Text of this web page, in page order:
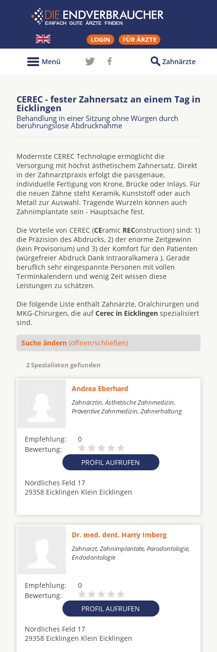
LOGIN FÜR ÄRZTE
Zahnärzte
Menü
CEREC - fester Zahnersatz an einem Tag in
Eicklingen
Behandlung in einer Sitzung ohne Würgen durch
berührungslose Abdrucknahme
Modernste CEREC Technologie ermöglicht die
Versorgung mit höchst ästhetischem Zahnersatz. Direkt
in der Zahnarztpraxis erfolgt die passgenaue,
individuelle Fertigung von Krone, Brücke oder Inlays. Für
die neuen Zähne steht Keramik, Kunststoff oder auch
Metall zur Auswahl. Tragende Wurzeln können auch
Zahnimplantate sein - Hauptsache fest.
Die Vorteile von CEREC (CEramic REConstruction) sind: 1)
die Präzision des Abdrucks, 2) der enorme Zeitgewinn
(kein Provisorium) und 3) der Komfort für den Patienten
(würgefreier Abdruck Dank Intraoralkamera ). Gerade
beruflich sehr eingespannte Personen mit vollen
Terminkalendern und wenig Zeit wissen diese
Leistungen zu schätzen.
Die folgende Liste enthält Zahnärzte, Oralchirurgen und
MKG-Chirurgen, die aufCerec in Eicklingen spezialisiert
sind.
Suche ändern (öffnen/schließen)
2 Spezialisten gefunden
Andrea Eberhard
Zahnärztin, Ästhetische Zahnmedizin,
Präventive Zahnmedizin, Zahnerhaltung
Empfehlung:
0
Bewertung:
PROFIL AUFRUFEN
Nördliches Feld 17
29358 Eicklingen Klein Eicklingen
Dr. med. dent. Harry Imberg
Zahnarzt, Zahnimplantate, Parodontologie,
Endodontologie
Empfehlung:
0
Bewertung:
PROFIL AUFRUFEN
Nördliches Feld 17
29358 Eicklingen Klein Eicklingen